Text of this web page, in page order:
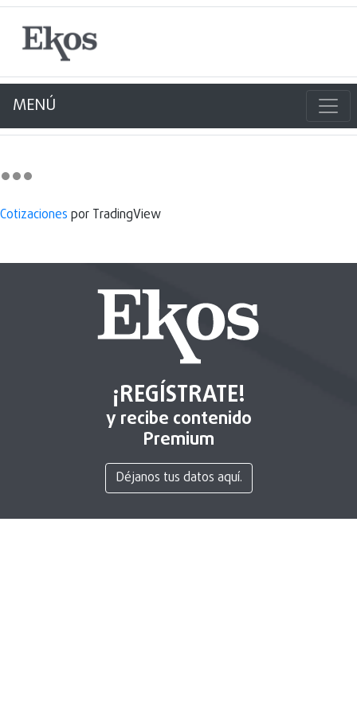
MENÚ
Cotizaciones por TradingView
¡REGÍSTRATE!
y recibe contenido
Premium
Déjanos tus datos aquí.